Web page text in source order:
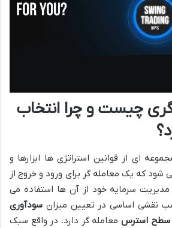
چیست و چرا انتخاب
ای از قوانین استراتژی ها ابزارها و
شود که یک معامله گر برای ورود و خروج از
مدیریت سرمایه خود از آن ها استفاده می
نقشی اساسی در تعیین میزان سودآوری
سطح استرس معامله گر دارد. در واقع سبک